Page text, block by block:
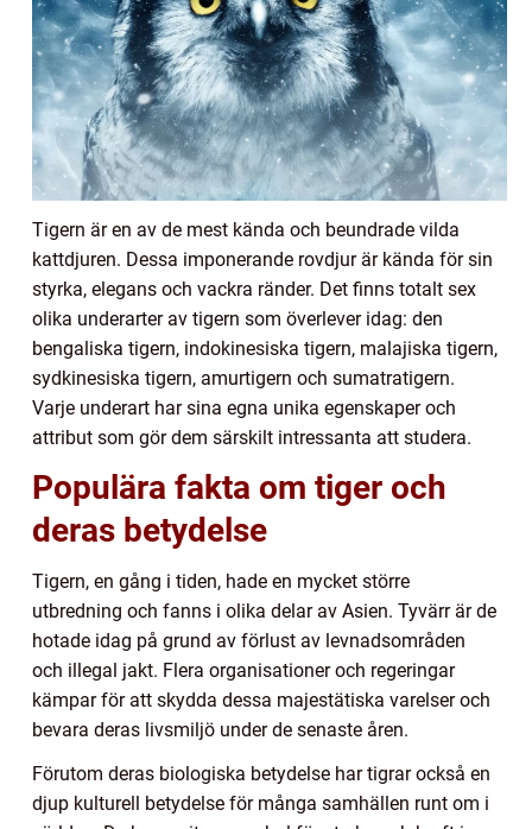
Tigern är en av de mest kända och beundrade vilda
kattdjuren. Dessa imponerande rovdjur är kända för sin
styrka, elegans och vackra ränder. Det finns totalt sex
olika underarter av tigern som överlever idag: den
bengaliska tigern, indokinesiska tigern, malajiska tigern,
sydkinesiska tigern, amurtigern och sumatratigern.
Varje underart har sina egna unika egenskaper och
attribut som gör dem särskilt intressanta att studera.
Populära fakta om tiger och
deras betydelse
Tigern, en gång i tiden, hade en mycket större
utbredning och fanns i olika delar av Asien. Tyvärr är de
hotade idag på grund av förlust av levnadsområden
och illegal jakt. Flera organisationer och regeringar
kämpar för att skydda dessa majestätiska varelser och
bevara deras livsmiljö under de senaste åren.
Förutom deras biologiska betydelse har tigrar också en
djup kulturell betydelse för många samhällen runt om i